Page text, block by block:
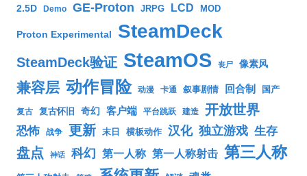
2.5D Demo GE-Proton JRPG LCD MOD
Proton Experimental SteamDeck
SteamDeck验证 SteamOS 丧尸 像素风
兼容层 动作冒险 动漫 卡通 叙事剧情 回合制 国产
复古 复古怀旧 奇幻 客户端 平台跳跃 建造 开放世界
恐怖 战争 更新 末日 横板动作 汉化 独立游戏 生存
盘点 神话 科幻 第一人称 第一人称射击 第三人称